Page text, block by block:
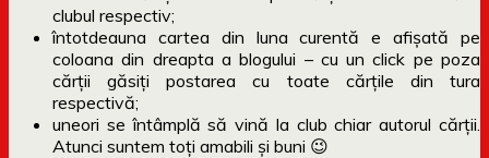
clubul respectiv;
întotdeauna cartea din luna curentă e afișată pe
coloana din dreapta a blogului – cu un click pe poza
cărții găsiți postarea cu toate cărțile din tura
respectivă;
uneori se întâmplă să vină la club chiar autorul cărții.
Atunci suntem toți amabili și buni 😉